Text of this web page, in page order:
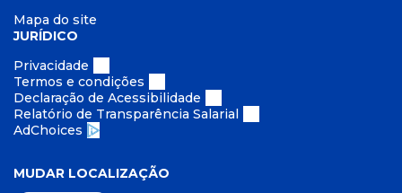
Mapa do site
JURÍDICO
Privacidade
Termos e condições
Declaração de Acessibilidade
Relatório de Transparência Salarial
AdChoices
MUDAR LOCALIZAÇÃO